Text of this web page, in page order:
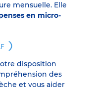
mensuelle. Elle
en micro-
disposition
des
et vous aider